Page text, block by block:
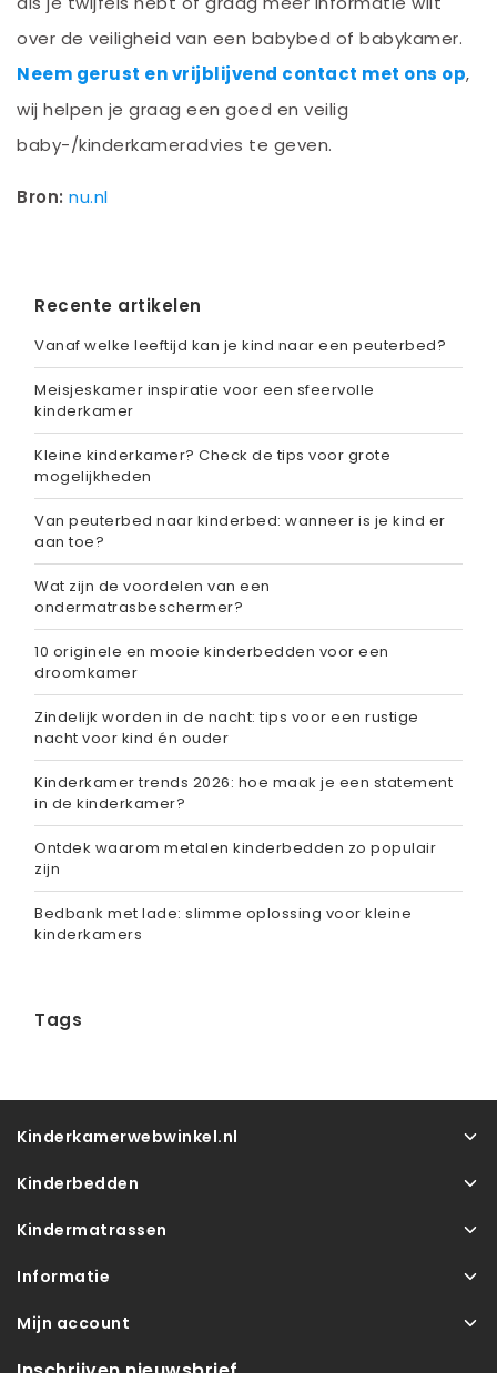
over de veiligheid van een babybed of babykamer.
Neem gerust en vrijblijvend contact met ons op,
wij helpen je graag een goed en veilig
baby-/kinderkameradvies te geven.
Bron: nu.nl
Recente artikelen
Vanaf welke leeftijd kan je kind naar een peuterbed?
Meisjeskamer inspiratie voor een sfeervolle
kinderkamer
Kleine kinderkamer? Check de tips voor grote
mogelijkheden
Van peuterbed naar kinderbed: wanneer is je kind er
aan toe?
Wat zijn de voordelen van een
ondermatrasbeschermer?
10 originele en mooie kinderbedden voor een
droomkamer
Zindelijk worden in de nacht: tips voor een rustige
nacht voor kind én ouder
Kinderkamer trends 2026: hoe maak je een statement
in de kinderkamer?
Ontdek waarom metalen kinderbedden zo populair
zijn
Bedbank met lade: slimme oplossing voor kleine
kinderkamers
Tags
Kinderkamerwebwinkel.nl
Kinderbedden
Kindermatrassen
Informatie
Mijn account